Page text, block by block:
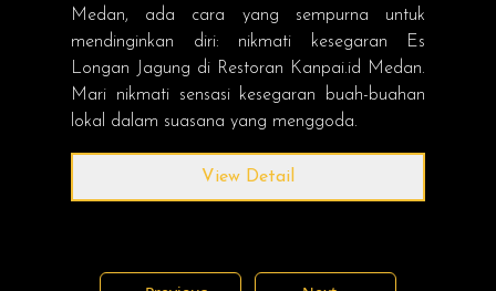
Medan, ada cara yang sempurna untuk
mendinginkan diri: nikmati kesegaran Es
Longan Jagung di Restoran Kanpai.id Medan.
Mari nikmati sensasi kesegaran buah-buahan
lokal dalam suasana yang menggoda.
View Detail